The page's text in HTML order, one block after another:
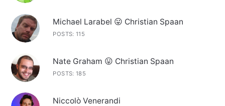
Michael Larabel 😛 Christian Spaan
POSTS: 115
Nate Graham 😛 Christian Spaan
POSTS: 185
Niccolò Venerandi